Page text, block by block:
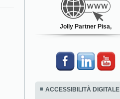
Jolly Partner Pisa,
ACCESSIBILITÀ DIGITALE